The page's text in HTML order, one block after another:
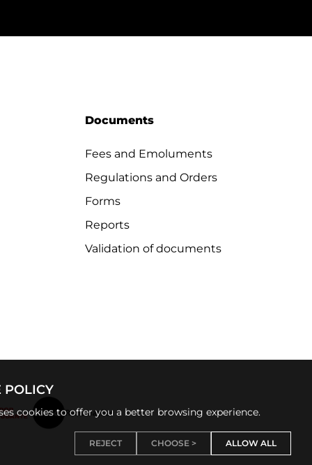
POLICY
cookies to offer you a better browsing experience.
REJECT CHOOSE > ALLOW ALL
Documents
Fees and Emoluments
Regulations and Orders
Forms
Reports
Validation of documents